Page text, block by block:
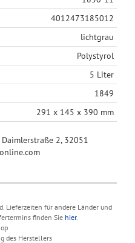
4012473185012
lichtgrau
Polystyrol
5 Liter
1849
291 x 145 x 390 mm
Daimlerstraße 2, 32051
Lieferzeiten für andere Länder und
finden Sie hier.
des Herstellers